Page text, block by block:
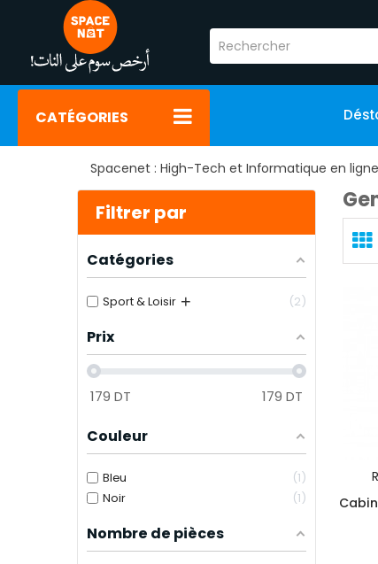
CATÉGORIES
Spacenet : High-Tech et Informatique en ligne
Filtrer par
Catégories
Sport & Loisir + 2
Prix
179 DT 179 DT
Couleur
Bleu
1
Noir
1
Nombre de pièces